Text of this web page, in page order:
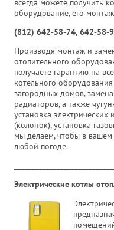
оборудование, его
(812) 642-58-74, 642-58-
Производя монтаж и
отопительного
получаете гарантию на
котельного
загородных домов,
радиаторов, а также
установка электрических
(колонок), установка
мы делаем, чтобы в
любой погоде.
Электрические котлы